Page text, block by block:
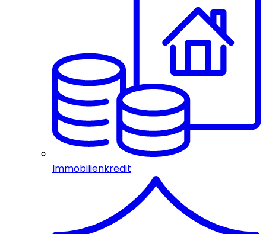
Immobilienkredit